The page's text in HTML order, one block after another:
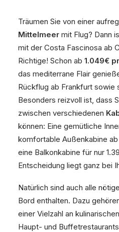
Träumen Sie von einer
Mittelmeer mit Flug? Dann
mit der Costa Fascinosa ab
Richtige! Schon ab 1.049€
das mediterrane Flair
Rückflug ab Frankfurt sowie
Besonders reizvoll ist, dass
zwischen verschiedenen
können: Eine gemütliche
komfortable Außenkabine
eine Balkonkabine für nur
Entscheidung liegt ganz bei
Natürlich sind auch alle
Bord enthalten. Dazu
einer Vielzahl an
Haupt- und